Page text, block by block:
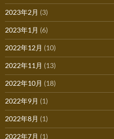
2023年2月 (3)
2023年1月 (6)
2022年12月 (10)
2022年11月 (13)
2022年10月 (18)
2022年9月 (1)
2022年8月 (1)
2022年7月 (1)